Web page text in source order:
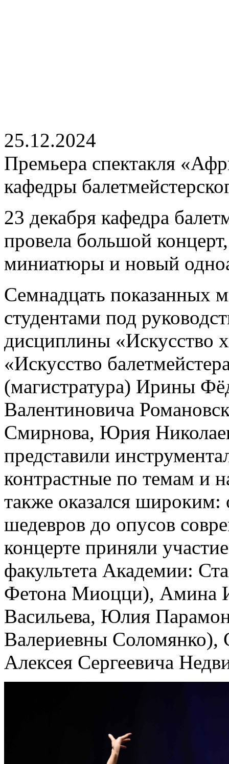
25.12.2024
Премьера спектакля
кафедры
23 декабря кафедра
провела большой
миниатюры и новый
Семнадцать показанных
студентами под
дисциплины «Искусство
«Искусство
(магистратура) Ирины
Валентиновича
Смирнова, Юрия
представили
контрастные по темам и
также оказался
шедевров до опусов
концерте приняли
факультета Академии:
Фетона Миоцци), Амина
Васильева, Юлия
Валериевны Соломянко),
Алексея Сергеевича